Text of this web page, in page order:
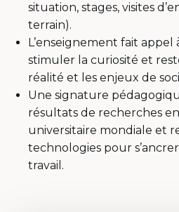
situation, stages, visites
terrain).
L’enseignement fait
stimuler la curiosité et
réalité et les enjeux de
Une signature
résultats de recherches
universitaire mondiale et
technologies pour
travail.